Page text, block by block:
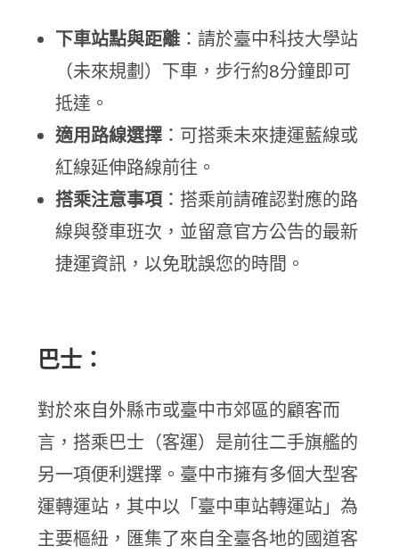
下車站點與距離 ：請於臺中科技大學站
（未來規劃）下車，步行約8分鐘即可
抵達。
適用路線選擇 ：可搭乘未來捷運藍線或
紅線延伸路線前往。
搭乘注意事項 ：搭乘前請確認對應的路
線與發車班次，並留意官方公告的最新
捷運資訊，以免耽誤您的時間。
巴士：
對於來自外縣市或臺中市郊區的顧客而
言，搭乘巴士（客運）是前往二手旗艦的
另一項便利選擇。臺中市擁有多個大型客
運轉運站，其中以「臺中車站轉運站」為
主要樞紐，匯集了來自全臺各地的國道客